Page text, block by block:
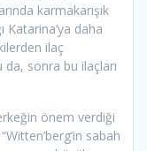
karmakarışık
Katarina’ya daha
ilaç
sonra bu ilaçları
önem verdiği
sabah